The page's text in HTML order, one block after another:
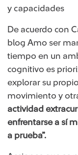
y capacidades
De acuerdo con
blog Amo ser
tiempo en un
cognitivo es
explorar su
movimiento y
actividad
enfrentarse a sí
a prueba”.